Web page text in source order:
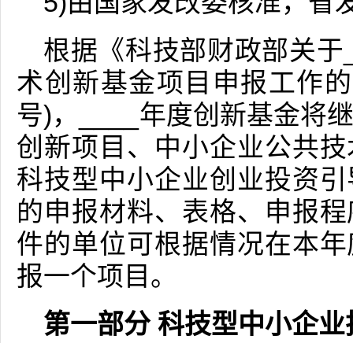
根据《科技部财政部关
术创新基金项目申报工作
号)，____年度创新基金将
创新项目、中小企业公共
科技型中小企业创业投资
的申报材料、表格、申报
件的单位可根据情况在本
报一个项目。
第一部分 科技型中小企